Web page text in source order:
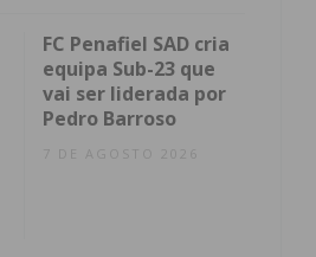
FC Penafiel SAD cria
equipa Sub-23 que
vai ser liderada por
Pedro Barroso
7 DE AGOSTO 2026